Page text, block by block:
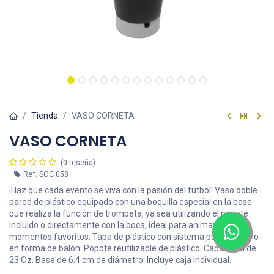
Tienda VASO CORNETA
VASO CORNETA
(0 reseña)
Ref. SOC 058
¡Haz que cada evento se viva con la pasión del fútbol! Vaso doble
pared de plástico equipado con una boquilla especial en la base
que realiza la función de trompeta, ya sea utilizando el popote
incluido o directamente con la boca, ideal para animar tus
momentos favoritos. Tapa de plástico con sistema push y diseño
en forma de balón. Popote reutilizable de plástico. Capacidad de
23 Oz. Base de 6.4 cm de diámetro. Incluye caja individual.